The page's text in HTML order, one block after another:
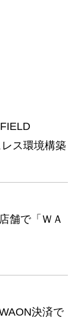
ス環境構築
舗で「ＷＡ
決済で